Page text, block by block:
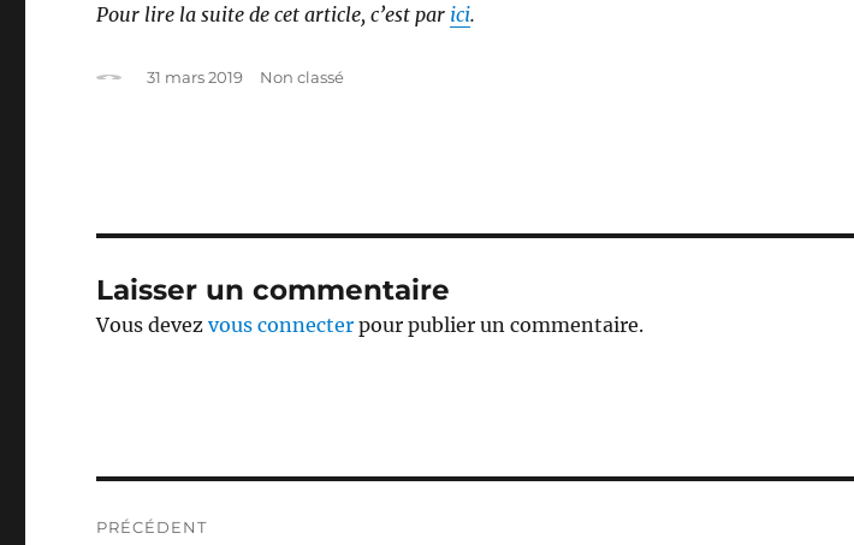
Pour lire la suite de cet article, c’est par ici.
Auteur
Publié
31 mars 2019 Catégories
Non classé
Laisser un commentaire
Vous devezvous connecter pour publier un commentaire.
PRÉCÉDENT